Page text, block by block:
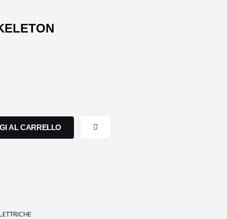
AL CARRELLO